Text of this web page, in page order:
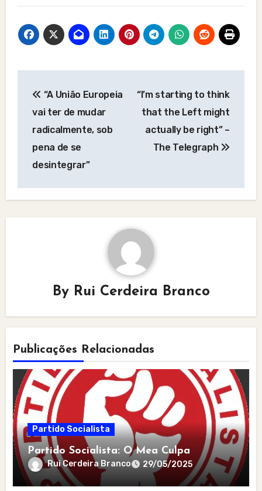
navigation
“A União Europeia
vai ter de mudar
radicalmente, sob
pena de se
desintegrar”
“I’m starting to think
that the Left might
actually be right” –
The Telegraph
By Rui Cerdeira Branco
Publicações Relacionadas
Partido Socialista
Partido Socialista: O Mea Culpa
Rui Cerdeira Branco 29/05/2025